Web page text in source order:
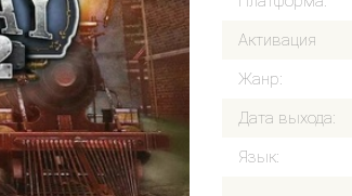
Активация
Жанр:
Дата выхода:
Язык: